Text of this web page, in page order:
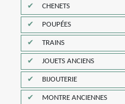
CHENETS
POUPÉES
TRAINS
JOUETS ANCIENS
BIJOUTERIE
MONTRE ANCIENNES